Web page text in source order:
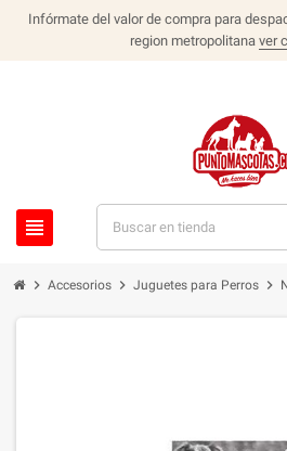
Infórmate del valor de compra para
region metropolitana ver
view_headline
chevron_right Accesorios chevron_right Juguetes para Perros chevron_right